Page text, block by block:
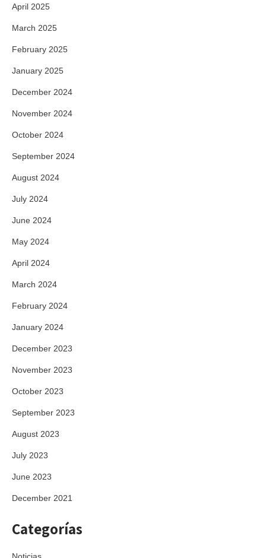
April 2025
March 2025
February 2025
January 2025
December 2024
November 2024
October 2024
September 2024
August 2024
July 2024
June 2024
May 2024
April 2024
March 2024
February 2024
January 2024
December 2023
November 2023
October 2023
September 2023
August 2023
July 2023
June 2023
December 2021
Categorías